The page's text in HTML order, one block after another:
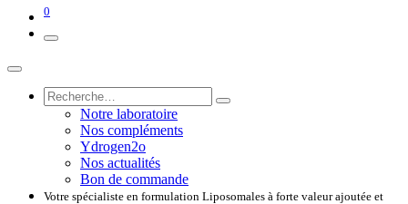
0
Notre laboratoire
Nos compléments
Ydrogen2o
Nos actualités
Bon de commande
Votre spécialiste en formulation Liposomales à forte valeur ajoutée et